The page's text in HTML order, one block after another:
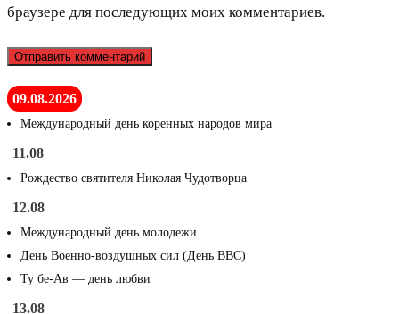
браузере для последующих моих комментариев.
09.08.2026
Международный день коренных народов мира
11.08
Рождество святителя Николая Чудотворца
12.08
Международный день молодежи
День Военно-воздушных сил (День ВВС)
Ту бе-Ав — день любви
13.08